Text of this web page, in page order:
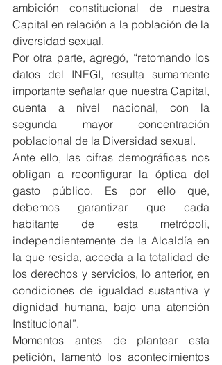
ambición constitucional de nuestra
Capital en relación a la población de la
diversidad sexual.
Por otra parte, agregó, “retomando los
datos del INEGI, resulta sumamente
importante señalar que nuestra Capital,
cuenta a nivel nacional, con la
segunda mayor concentración
poblacional de la Diversidad sexual.
Ante ello, las cifras demográficas nos
obligan a reconfigurar la óptica del
gasto público. Es por ello que,
debemos garantizar que cada
habitante de esta metrópoli,
independientemente de la Alcaldía en
la que resida, acceda a la totalidad de
los derechos y servicios, lo anterior, en
condiciones de igualdad sustantiva y
dignidad humana, bajo una atención
Institucional”.
Momentos antes de plantear esta
petición, lamentó los acontecimientos